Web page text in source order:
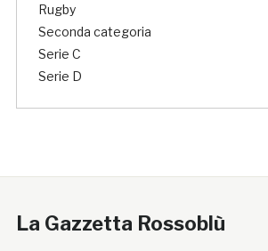
Rugby
Seconda categoria
Serie C
Serie D
La Gazzetta Rossoblù